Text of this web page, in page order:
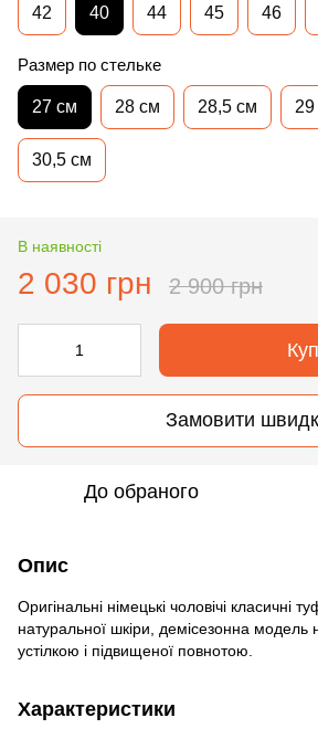
42 40 44 45 46
Размер по стельке
27 см 28 см 28,5 см
30,5 см
В наявності
2 030 грн 2 900 грн
Замовити
До обраного
Опис
Оригінальні німецькі чоловічі класичні
натуральної шкіри, демісезонна модель
устілкою і підвищеної повнотою.
Характеристики